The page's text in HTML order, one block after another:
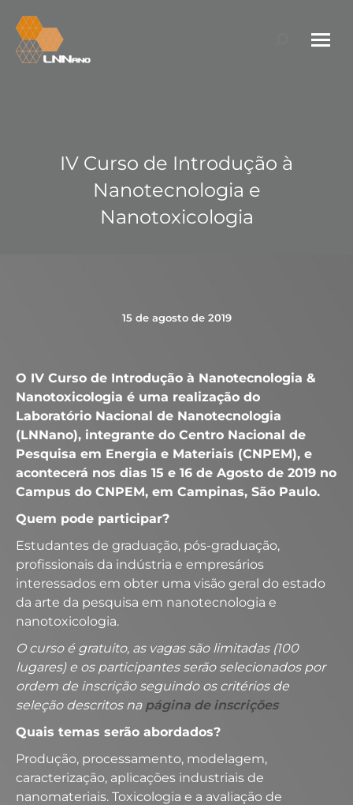
Search:
IV Curso de Introdução à
Nanotecnologia e
Nanotoxicologia
15 de agosto de 2019
O IV Curso de Introdução à Nanotecnologia &
Nanotoxicologia é uma realização do
Laboratório Nacional de Nanotecnologia
(LNNano), integrante do Centro Nacional de
Pesquisa em Energia e Materiais (CNPEM), e
acontecerá nos dias 15 e 16 de Agosto de 2019 no
Campus do CNPEM, em Campinas, São Paulo.
Quem pode participar?
Estudantes de graduação, pós-graduação,
profissionais da indústria e empresários
interessados em obter uma visão geral do estado
da arte da pesquisa em nanotecnologia e
nanotoxicologia.
O curso é gratuito, as vagas são limitadas (100
lugares) e os participantes serão selecionados por
ordem de inscrição seguindo os critérios de
seleção descritos na página de inscrições
Quais temas serão abordados?
Produção, processamento, modelagem,
caracterização, aplicações industriais de
nanomateriais. Toxicologia e a avaliação de